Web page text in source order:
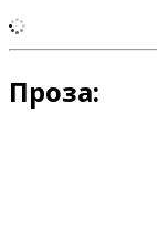
Проза: